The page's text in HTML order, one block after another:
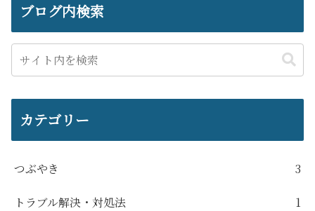
ブログ内検索
カテゴリー
つぶやき 3
トラブル解決・対処法 1